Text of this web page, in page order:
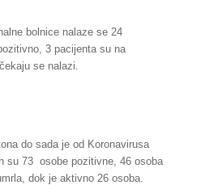
bolnice nalaze se 24
3 pacijenta su na
se nalazi.
do sada je od Koronavirusa
su 73 osobe pozitivne, 46 osoba
dok je aktivno 26 osoba.